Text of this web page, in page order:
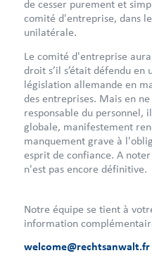
de cesser purement et
comité d'entreprise, dans
unilatérale.
Le comité d'entreprise
droit s’il s’était défendu en
législation allemande en
des entreprises. Mais en
responsable du personnel,
globale, manifestement
manquement grave à
esprit de confiance. A
n'est pas encore définitive.
Notre équipe se tient à
information
welcome@rechtsanwalt.fr